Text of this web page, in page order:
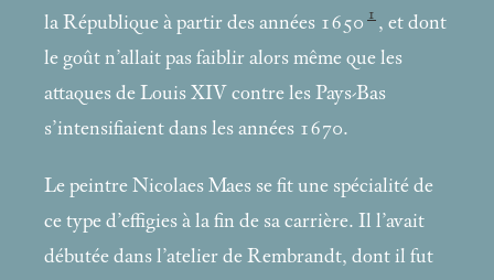
la République à partir des années 1650 1 , et dont
le goût n’allait pas faiblir alors même que les
attaques de Louis XIV contre les Pays-Bas
s’intensifiaient dans les années 1670.
Le peintre Nicolaes Maes se fit une spécialité de
ce type d’effigies à la fin de sa carrière. Il l’avait
débutée dans l’atelier de Rembrandt, dont il fut